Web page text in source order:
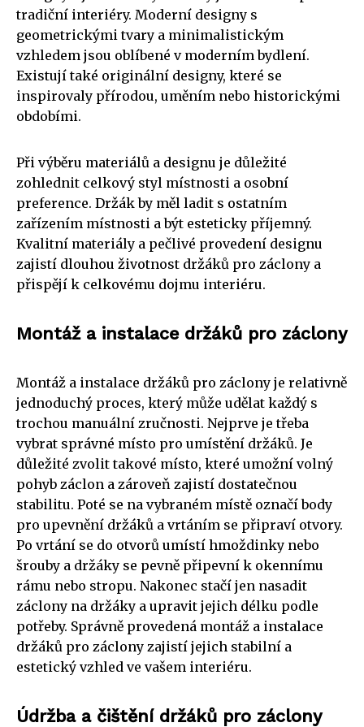
tradiční interiéry. Moderní designy s
geometrickými tvary a minimalistickým
vzhledem jsou oblíbené v moderním bydlení.
Existují také originální designy, které se
inspirovaly přírodou, uměním nebo historickými
obdobími.
Při výběru materiálů a designu je důležité
zohlednit celkový styl místnosti a osobní
preference. Držák by měl ladit s ostatním
zařízením místnosti a být esteticky příjemný.
Kvalitní materiály a pečlivé provedení designu
zajistí dlouhou životnost držáků pro záclony a
přispějí k celkovému dojmu interiéru.
Montáž a instalace držáků pro záclony
Montáž a instalace držáků pro záclony je relativně
jednoduchý proces, který může udělat každý s
trochou manuální zručnosti. Nejprve je třeba
vybrat správné místo pro umístění držáků. Je
důležité zvolit takové místo, které umožní volný
pohyb záclon a zároveň zajistí dostatečnou
stabilitu. Poté se na vybraném místě označí body
pro upevnění držáků a vrtáním se připraví otvory.
Po vrtání se do otvorů umístí hmoždinky nebo
šrouby a držáky se pevně připevní k okennímu
rámu nebo stropu. Nakonec stačí jen nasadit
záclony na držáky a upravit jejich délku podle
potřeby. Správně provedená montáž a instalace
držáků pro záclony zajistí jejich stabilní a
estetický vzhled ve vašem interiéru.
Údržba a čištění držáků pro záclony